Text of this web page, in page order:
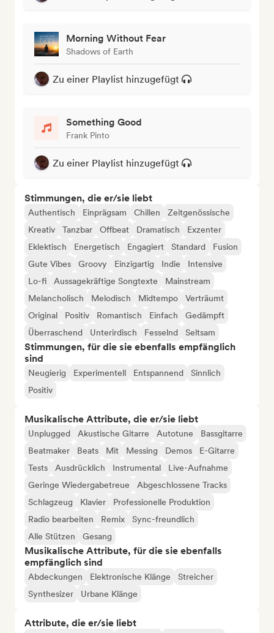
Morning Without Fear
Shadows of Earth
Zu einer Playlist hinzugefügt
Something Good
Frank Pinto
Zu einer Playlist hinzugefügt
Stimmungen, die er/sie liebt
Authentisch Einprägsam Chillen
Zeitgenössische
Kreativ
Tanzbar Offbeat Dramatisch
Exzenter
Eklektisch
Energetisch Engagiert Standard
Fusion
Gute Vibes
Groovy Einzigartig Indie
Intensive
Lo-fi
Aussagekräftige Songtexte
Mainstream
Melancholisch
Melodisch Midtempo
Verträumt
Original
Positiv Romantisch Einfach
Gedämpft
Überraschend
Unterirdisch Fesselnd Seltsam
Stimmungen, für die sie ebenfalls empfänglich
sind
Neugierig Experimentell Entspannend
Sinnlich
Positiv
Musikalische Attribute, die er/sie liebt
Unplugged Akustische Gitarre Autotune
Bassgitarre
Beatmaker
Beats Mit Messing Demos
E-Gitarre
Tests
Ausdrücklich Instrumental
Live-Aufnahme
Geringe Wiedergabetreue
Abgeschlossene Tracks
Schlagzeug
Klavier
Professionelle Produktion
Radio bearbeiten
Remix
Sync-freundlich
Alle Stützen
Gesang
Musikalische Attribute, für die sie ebenfalls
empfänglich sind
Abdeckungen Elektronische Klänge
Streicher
Synthesizer
Urbane Klänge
Attribute, die er/sie liebt